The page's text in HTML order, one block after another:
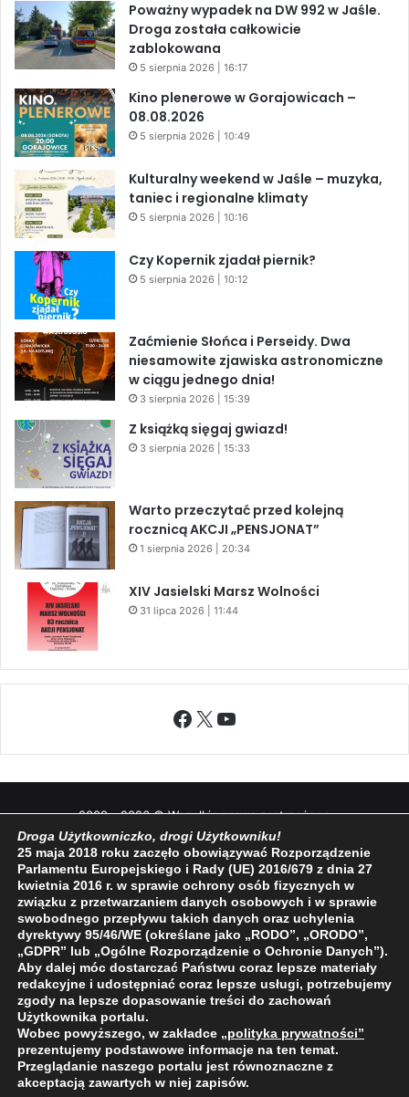
Poważny wypadek na DW 992 w Jaśle.
Droga została całkowicie
zablokowana
5 sierpnia 2026 | 16:17
Kino plenerowe w Gorajowicach –
08.08.2026
5 sierpnia 2026 | 10:49
Kulturalny weekend w Jaśle – muzyka,
taniec i regionalne klimaty
5 sierpnia 2026 | 10:16
Czy Kopernik zjadał piernik?
5 sierpnia 2026 | 10:12
Zaćmienie Słońca i Perseidy. Dwa
niesamowite zjawiska astronomiczne
w ciągu jednego dnia!
3 sierpnia 2026 | 15:39
Z książką sięgaj gwiazd!
3 sierpnia 2026 | 15:33
Warto przeczytać przed kolejną
rocznicą AKCJI „PENSJONAT”
1 sierpnia 2026 | 20:34
XIV Jasielski Marsz Wolności
31 lipca 2026 | 11:44
Facebook
X YouTube
2009 - 2026 © Wszelkie prawa zastrzeżone
O NAS
REDAKCJA POLITYKA PRYWATNOŚCI
Droga Użytkowniczko, drogi Użytkowniku!
25 maja 2018 roku zaczęło obowiązywać Rozporządzenie
Parlamentu Europejskiego i Rady (UE) 2016/679 z dnia 27
kwietnia 2016 r. w sprawie ochrony osób fizycznych w
związku z przetwarzaniem danych osobowych i w sprawie
swobodnego przepływu takich danych oraz uchylenia
dyrektywy 95/46/WE (określane jako „RODO”, „ORODO”,
„GDPR” lub „Ogólne Rozporządzenie o Ochronie Danych”).
Aby dalej móc dostarczać Państwu coraz lepsze materiały
redakcyjne i udostępniać coraz lepsze usługi, potrzebujemy
zgody na lepsze dopasowanie treści do zachowań
Użytkownika portalu.
Wobec powyższego, w zakładce „polityka prywatności”
prezentujemy podstawowe informacje na ten temat.
Przeglądanie naszego portalu jest równoznaczne z
akceptacją zawartych w niej zapisów.